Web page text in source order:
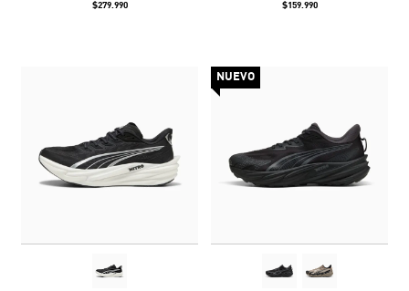
$279.990
$159.990
NUEVO